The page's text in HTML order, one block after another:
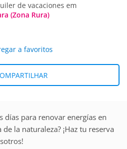
de vacaciones em
(Zona Rura)
a favoritos
días para renovar energías en
la naturaleza? ¡Haz tu reserva